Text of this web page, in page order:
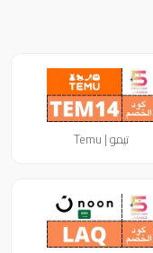
تيمو | Temu